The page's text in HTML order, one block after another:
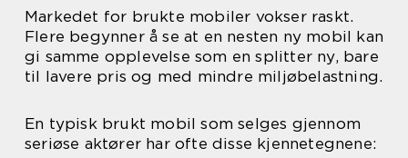
Markedet for brukte mobiler vokser raskt.
Flere begynner å se at en nesten ny mobil kan
gi samme opplevelse som en splitter ny, bare
til lavere pris og med mindre miljøbelastning.
En typisk brukt mobil som selges gjennom
seriøse aktører har ofte disse kjennetegnene: